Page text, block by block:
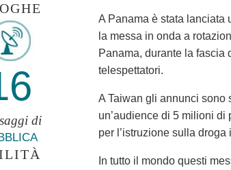
di
A Panama è stata lanciata
la messa in onda a
Panama, durante la fascia
telespettatori.
A Taiwan gli annunci sono
un’audience di 5 milioni
per l’istruzione sulla droga
In tutto il mondo questi